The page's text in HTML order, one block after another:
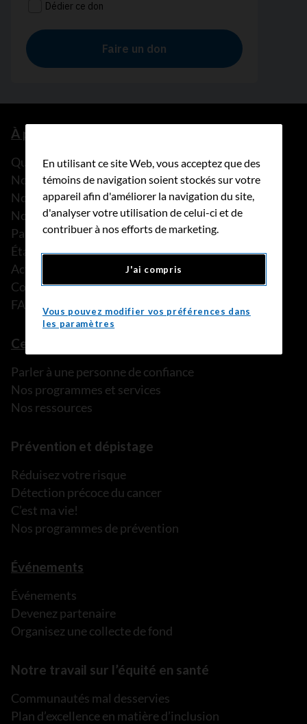
À propos de nous
Que faisons-nous?
Notre histoire
Nos histoires
Notre équipe
Partenariats
États financiers
Actualités
Communiqués de presse
FAQ
Ce que nous pouvons faire
Parler à une personne de confiance
Nos programmes et services
Nos ressources
Prévention et dépistage
Réduisez votre risque
Détection précoce du cancer
C’est ma vie!
Nos programmes de prévention
Événements
Événements
Devenez partenaire
Organisez une collecte de fond
Notre travail sur l’équité en santé
Communautés mal desservies
Plan d’excellence en matière d’inclusion
En utilisant ce site Web, vous acceptez que des
témoins de navigation soient stockés sur votre
appareil afin d'améliorer la navigation du site,
d'analyser votre utilisation de celui-ci et de
contribuer à nos efforts de marketing.
J'ai compris
Vous pouvez modifier vos préférences dans
les paramètres